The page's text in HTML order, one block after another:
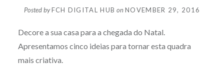
Posted byFCH DIGITAL HUB onNOVEMBER 29, 2016
Decore a sua casa para a chegada do Natal.
Apresentamos cinco ideias para tornar esta quadra
mais criativa.